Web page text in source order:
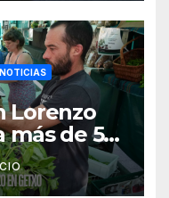
NOTICIAS
Lorenzo
más de 50
Vasco